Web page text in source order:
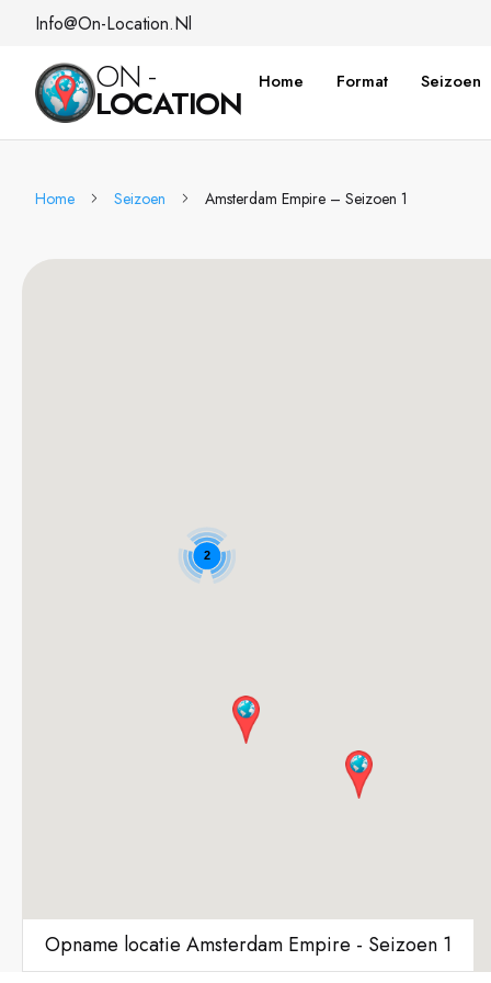
Info@on-Location.nl
ON -
LOCATION
Home Format Seizoen
Home Seizoen Amsterdam Empire – Seizoen 1
2
Opname locatie Amsterdam Empire - Seizoen 1